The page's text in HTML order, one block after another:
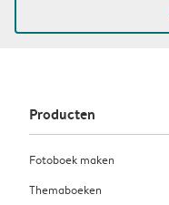
Producten
Fotoboek maken
Themaboeken